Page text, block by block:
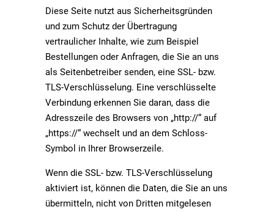
Diese Seite nutzt aus Sicherheitsgründen
und zum Schutz der Übertragung
vertraulicher Inhalte, wie zum Beispiel
Bestellungen oder Anfragen, die Sie an uns
als Seitenbetreiber senden, eine SSL- bzw.
TLS-Verschlüsselung. Eine verschlüsselte
Verbindung erkennen Sie daran, dass die
Adresszeile des Browsers von „http://“ auf
„https://“ wechselt und an dem Schloss-
Symbol in Ihrer Browserzeile.
Wenn die SSL- bzw. TLS-Verschlüsselung
aktiviert ist, können die Daten, die Sie an uns
übermitteln, nicht von Dritten mitgelesen